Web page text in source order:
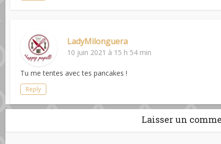
LadyMilonguera
10 juin 2021 à 15 h 54 min
Tu me tentes avec tes pancakes !
Reply
Laisser un